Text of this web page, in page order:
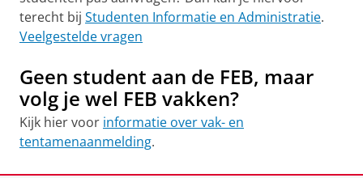
terecht bij Studenten Informatie en Administratie.
Veelgestelde vragen
Geen student aan de FEB, maar
volg je wel FEB vakken?
Kijk hier voor informatie over vak- en
tentamenaanmelding.